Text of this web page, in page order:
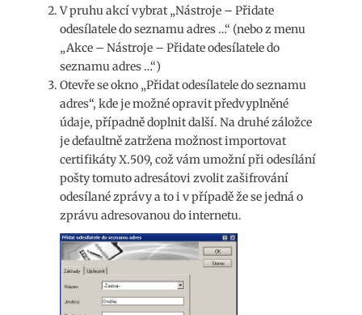
V pruhu akcí vybrat „Nástroje – Přidate
odesílatele do seznamu adres …“ (nebo z menu
„Akce – Nástroje – Přidate odesílatele do
seznamu adres …“)
Otevře se okno „Přidat odesílatele do seznamu
adres“, kde je možné opravit předvyplněné
údaje, případně doplnit další. Na druhé záložce
je defaultně zatržena možnost importovat
certifikáty X.509, což vám umožní při odesílání
pošty tomuto adresátovi zvolit zašifrování
odesílané zprávy a to i v případě že se jedná o
zprávu adresovanou do internetu.